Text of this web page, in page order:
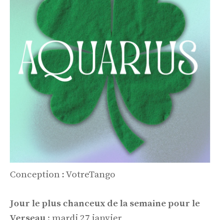
Conception : VotreTango
Jour le plus chanceux de la semaine pour le